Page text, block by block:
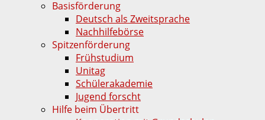
Basisförderung
Deutsch als Zweitsprache
Nachhilfebörse
Spitzenförderung
Frühstudium
Unitag
Schülerakademie
Jugend forscht
Hilfe beim Übertritt